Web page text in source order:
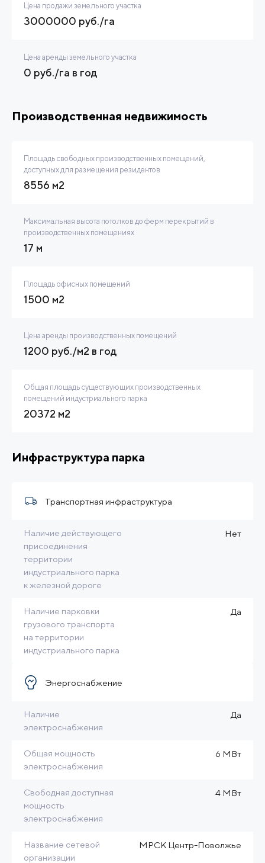
Цена продажи земельного участка
3000000 руб./га
Цена аренды земельного участка
0 руб./га в год
Производственная недвижимость
Площадь свободных производственных помещений,
доступных для размещения резидентов
8556 м2
Максимальная высота потолков до ферм перекрытий в
производственных помещениях
17 м
Площадь офисных помещений
1500 м2
Цена аренды производственных помещений
1200 руб./м2 в год
Общая площадь существующих производственных
помещений индустриального парка
20372 м2
Инфраструктура парка
Транспортная инфраструктура
Наличие действующего
присоединения
территории
индустриального парка
к железной дороге
Нет
Наличие парковки
грузового транспорта
на территории
индустриального парка
Да
Энергоснабжение
Наличие
электроснабжения
Да
Общая мощность
электроснабжения
6 МВт
Свободная доступная
мощность
электроснабжения
4 МВт
Название сетевой
организации
МРСК Центр-Поволжье